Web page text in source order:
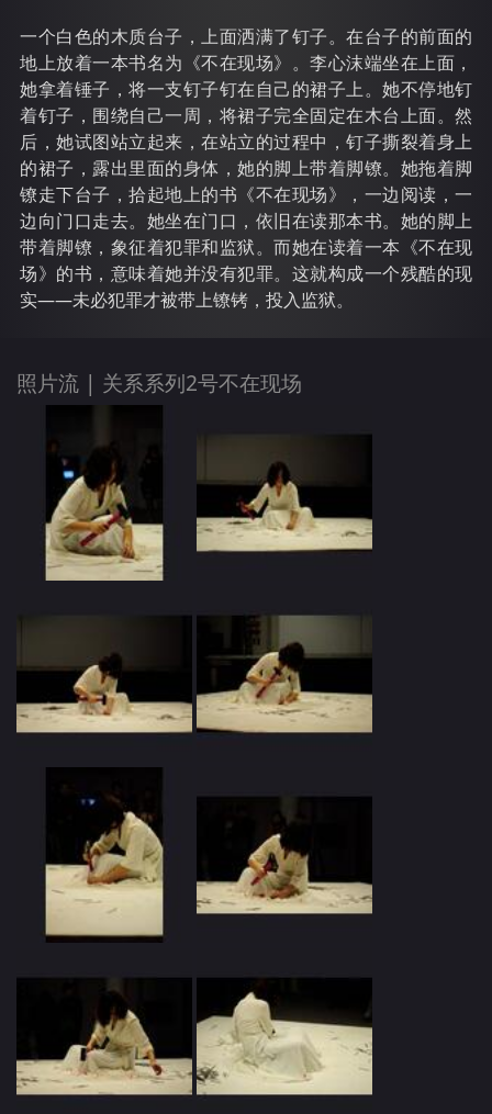
一个白色的木质台子，上面洒满了钉子。在台子的前面的
地上放着一本书名为《不在现场》。李心沫端坐在上面，
她拿着锤子，将一支钉子钉在自己的裙子上。她不停地钉
着钉子，围绕自己一周，将裙子完全固定在木台上面。然
后，她试图站立起来，在站立的过程中，钉子撕裂着身上
的裙子，露出里面的身体，她的脚上带着脚镣。她拖着脚
镣走下台子，拾起地上的书《不在现场》，一边阅读，一
边向门口走去。她坐在门口，依旧在读那本书。她的脚上
带着脚镣，象征着犯罪和监狱。而她在读着一本《不在现
场》的书，意味着她并没有犯罪。这就构成一个残酷的现
实——未必犯罪才被带上镣铐，投入监狱。
照片流 | 关系系列2号不在现场